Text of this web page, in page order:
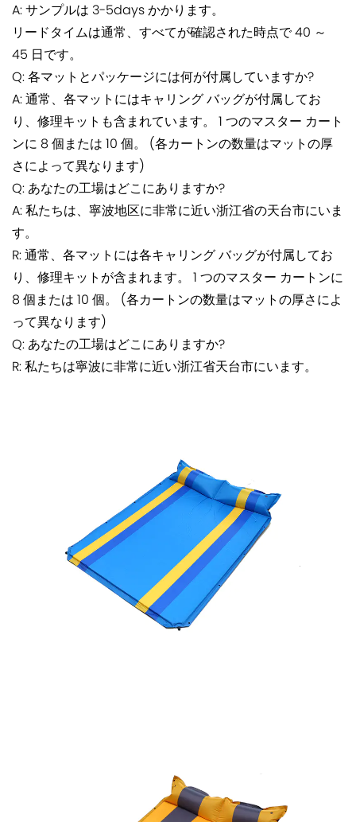
A: サンプルは 3-5days かかります。
リードタイムは通常、すべてが確認された時点で 40 ～
45 日です。
Q: 各マットとパッケージには何が付属していますか?
A: 通常、各マットにはキャリング バッグが付属してお
り、修理キットも含まれています。 1 つのマスター カート
ンに 8 個または 10 個。 (各カートンの数量はマットの厚
さによって異なります)
Q: あなたの工場はどこにありますか?
A: 私たちは、寧波地区に非常に近い浙江省の天台市にいま
す。
R: 通常、各マットには各キャリング バッグが付属してお
り、修理キットが含まれます。 1 つのマスター カートンに
8 個または 10 個。 (各カートンの数量はマットの厚さによ
って異なります)
Q: あなたの工場はどこにありますか?
R: 私たちは寧波に非常に近い浙江省天台市にいます。